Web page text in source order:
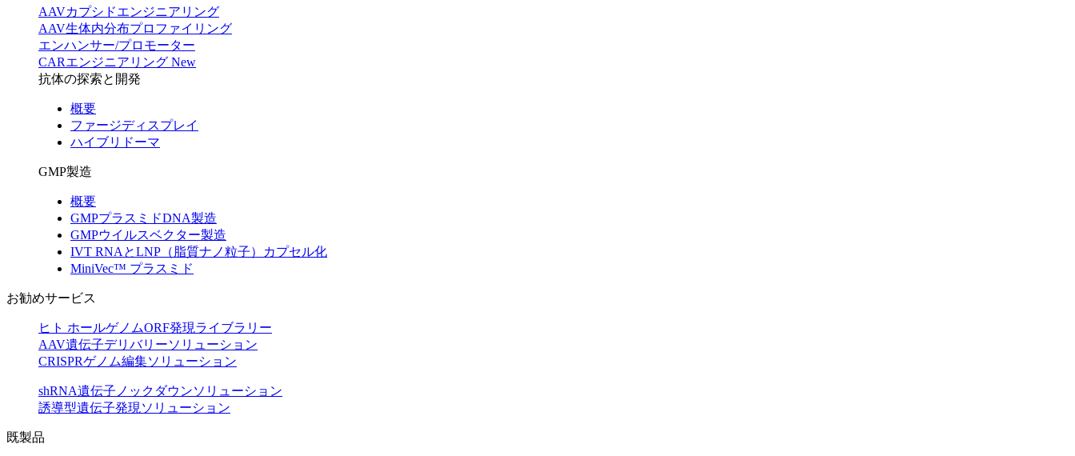
AAVカプシドエンジニアリング
AAV生体内分布プロファイリング
エンハンサー/プロモーター
CARエンジニアリング New
抗体の探索と開発
概要
ファージディスプレイ
ハイブリドーマ
GMP製造
概要
GMPプラスミドDNA製造
GMPウイルスベクター製造
IVT RNAとLNP（脂質ナノ粒子）カプセル化
MiniVec™ プラスミド
お勧めサービス
ヒト ホールゲノムORF発現ライブラリー
AAV遺伝子デリバリーソリューション
CRISPRゲノム編集ソリューション
shRNA遺伝子ノックダウンソリューション
誘導型遺伝子発現ソリューション
既製品